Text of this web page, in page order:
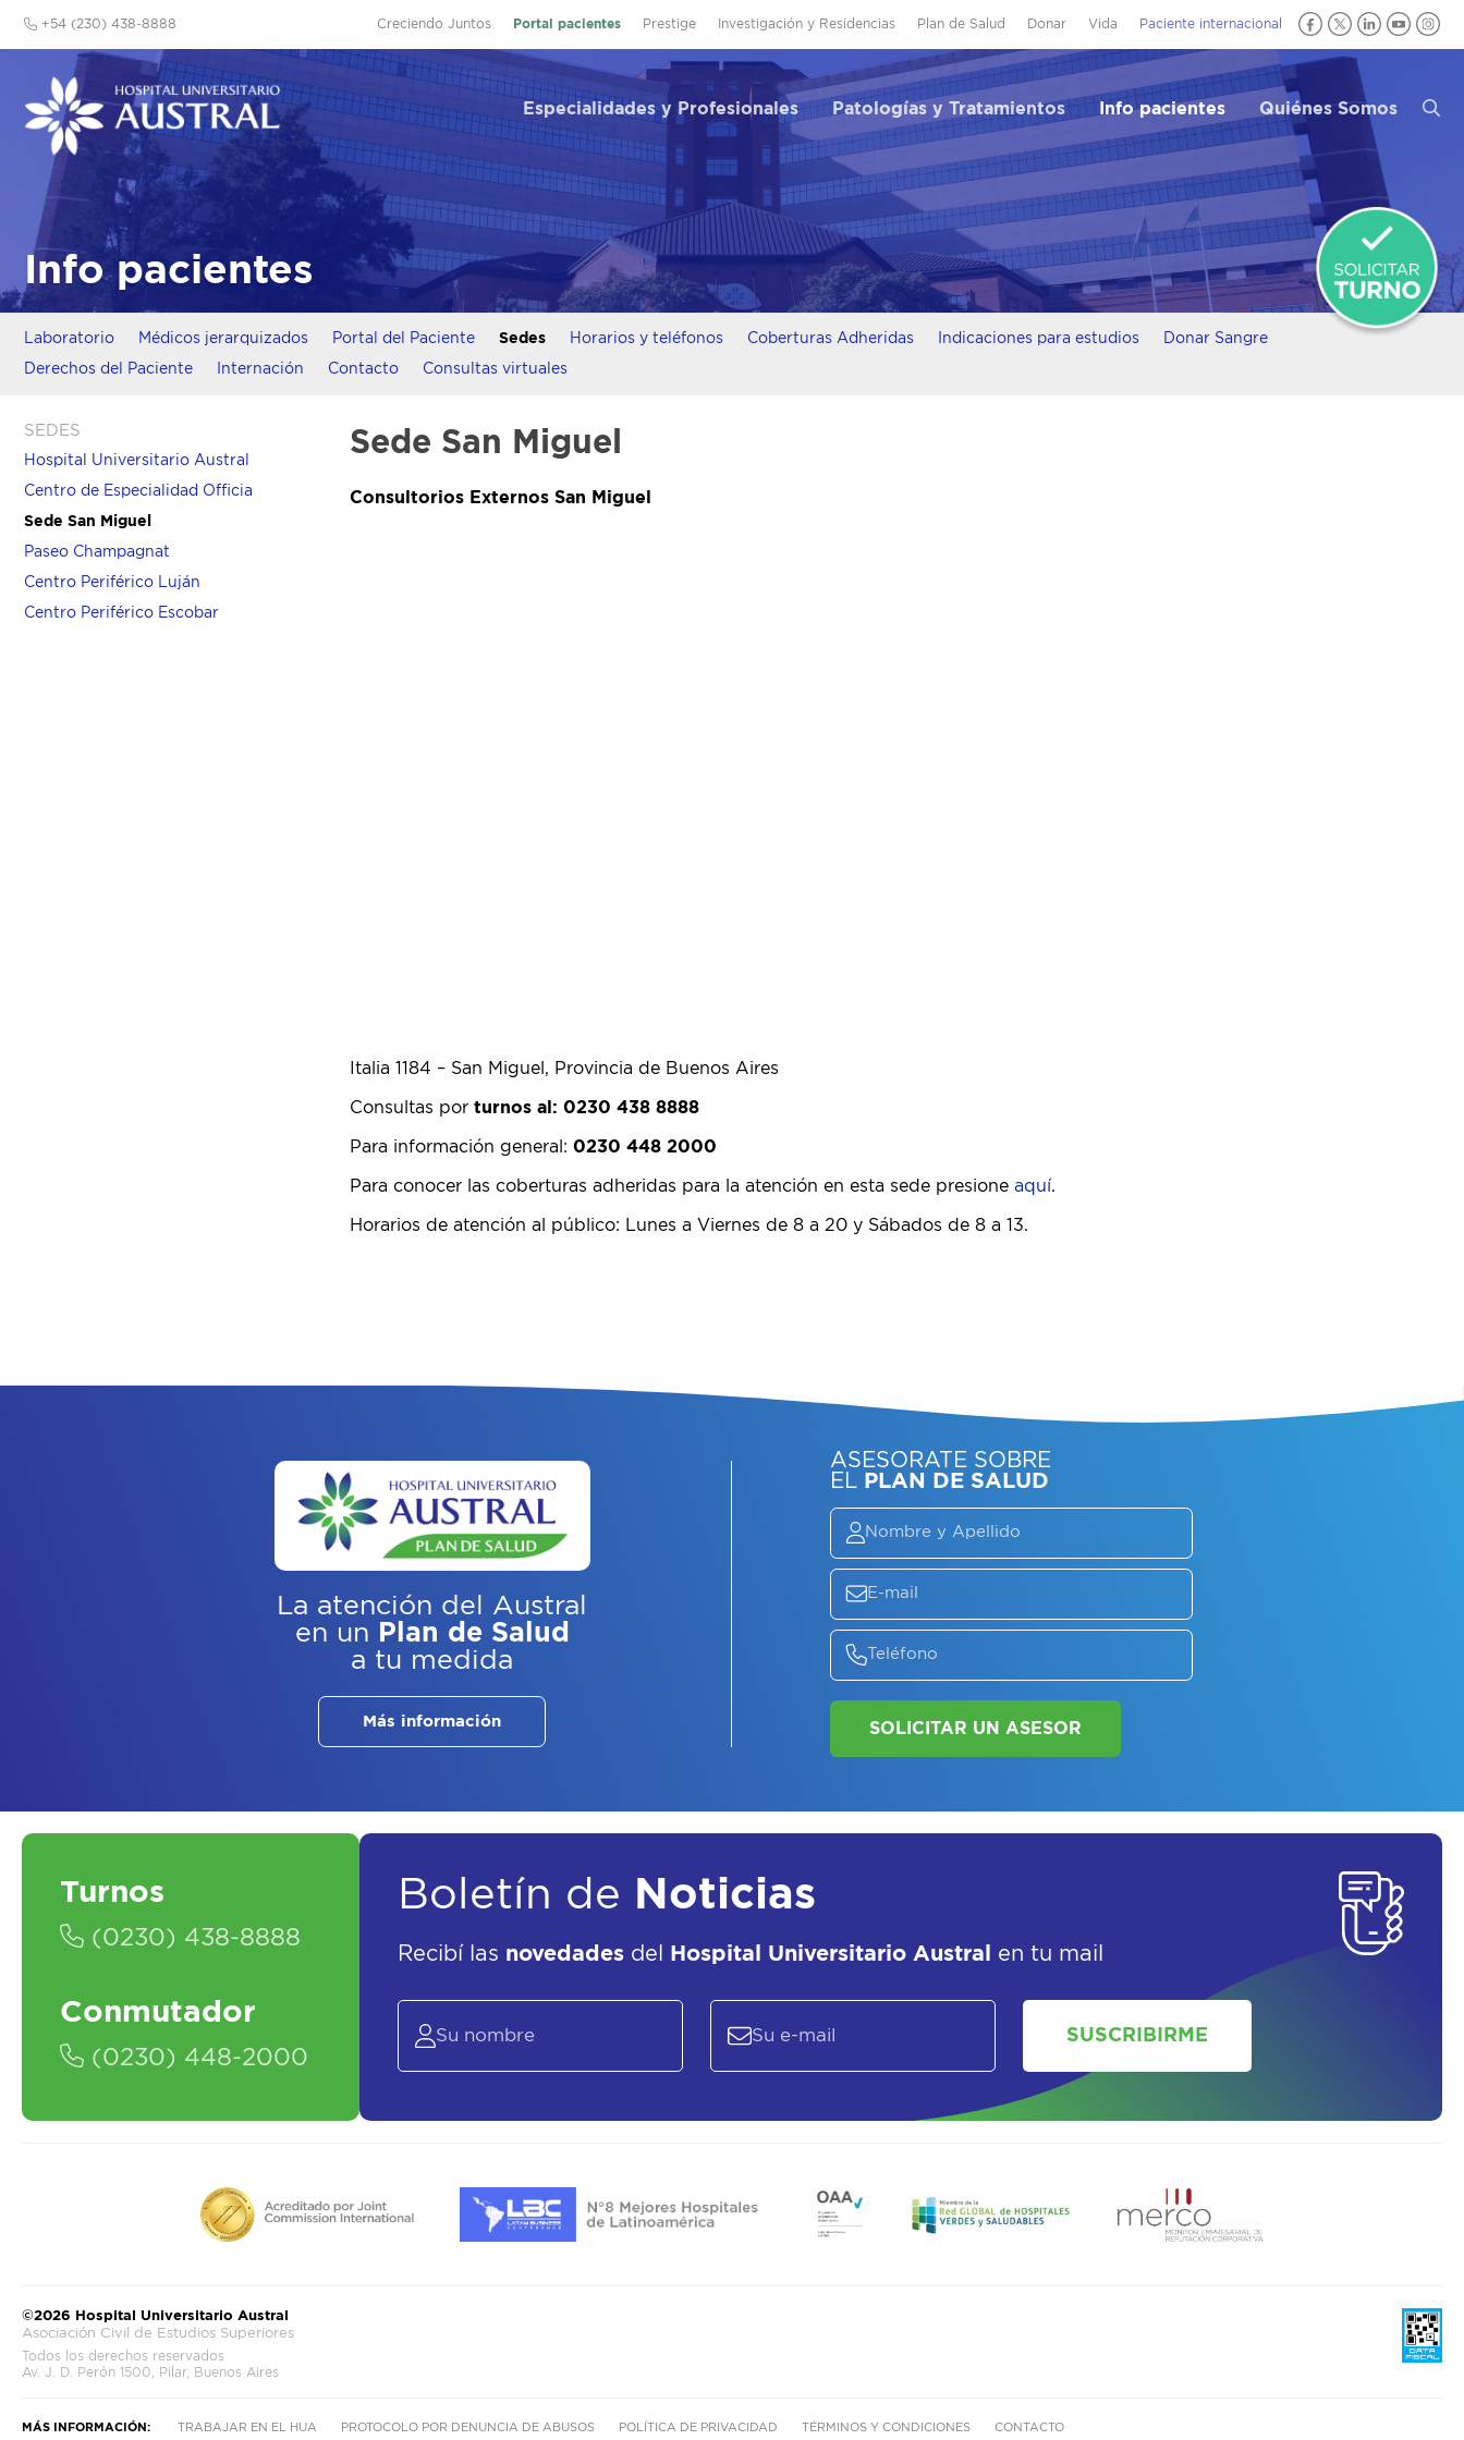
Creciendo Juntos Portal pacientes Prestige Investigación y Residencias Plan de Salud Donar Vida Paciente internacional
+54 (230) 438-8888
Especialidades y Profesionales Patologías y Tratamientos Info pacientes Quiénes Somos
Info pacientes
Laboratorio Médicos jerarquizados Portal del Paciente Sedes Horarios y teléfonos Coberturas Adheridas Indicaciones para estudios
Donar Sangre
Derechos del Paciente
Internación Contacto Consultas virtuales
SEDES
Hospital Universitario Austral
Centro de Especialidad Officia
Sede San Miguel
Paseo Champagnat
Centro Periférico Luján
Centro Periférico Escobar
Sede San Miguel
Consultorios Externos San Miguel
Italia 1184 – San Miguel, Provincia de Buenos Aires
Consultas por turnos al: 0230 438 8888
Para información general: 0230 448 2000
Para conocer las coberturas adheridas para la atención en esta sede presione aquí.
Horarios de atención al público: Lunes a Viernes de 8 a 20 y Sábados de 8 a 13.
La atención del Austral
en un Plan de Salud
a tu medida
Más información
ASESORATE SOBRE
EL
Turnos
(0230) 438-8888
Conmutador
(0230) 448-2000
Boletín de Noticias
Recibí las novedades del Hospital Universitario Austral en tu mail
SUSCRIBIRME
©2026 Hospital Universitario Austral
Asociación Civil de Estudios Superiores
Todos los derechos reservados
Av. J. D. Perón 1500, Pilar, Buenos Aires
MÁS INFORMACIÓN: TRABAJAR EN EL HUA PROTOCOLO POR DENUNCIA DE ABUSOS POLÍTICA DE PRIVACIDAD TÉRMINOS Y CONDICIONES CONTACTO